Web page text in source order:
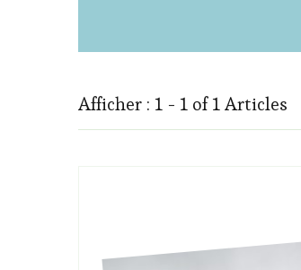
Afficher : 1 - 1 of 1 Articles